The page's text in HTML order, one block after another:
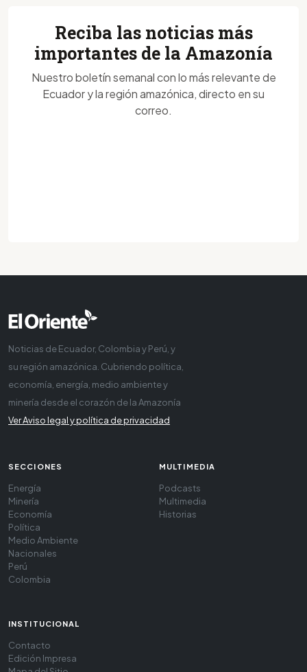
Reciba las noticias más
importantes de la Amazonía
Nuestro boletín semanal con lo más relevante de
Ecuador y la región amazónica, directo en su
correo.
Noticias de Ecuador, Colombia y Perú, y
su región amazónica. Cubriendo política,
economía, energía, medio ambiente y
minería desde el corazón de la Amazonía
Ver Aviso legal y política de privacidad
SECCIONES
Energía
Minería
Economía
Política
Medio Ambiente
Nacionales
Perú
Colombia
MULTIMEDIA
Podcasts
Multimedia
Historias
INSTITUCIONAL
Contacto
Edición Impresa